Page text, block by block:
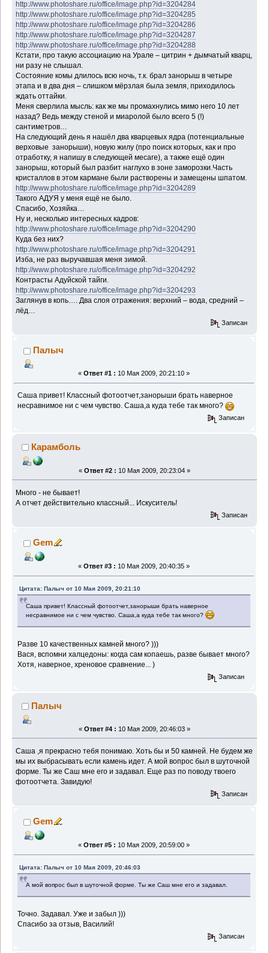
http://www.photoshare.ru/office/image.php?id=3204284
http://www.photoshare.ru/office/image.php?id=3204285
http://www.photoshare.ru/office/image.php?id=3204286
http://www.photoshare.ru/office/image.php?id=3204287
http://www.photoshare.ru/office/image.php?id=3204288
Кстати, про такую ассоциацию на Урале – цитрин + дымчатый кварц,
ни разу не слышал.
Состояние комы длилось всю ночь, т.к. брал занорыш в четыре
этапа и в два дня – слишком мёрзлая была земля, приходилось
ждать оттайки.
Меня сверлила мысль: как же мы промахнулись мимо него 10 лет
назад? Ведь между стеной и миаролой было всего 5 (!)
сантиметров…
На следующий день я нашёл два кварцевых ядра (потенциальные
верховые занорыши), новую жилу (про поиск которых, как и про
отработку, я напишу в следующей месаге), а также ещё один
занорыш, который был разбит наглухо в зоне заморозки.Часть
кристаллов в этом кармане были растворены и замещены шпатом.
http://www.photoshare.ru/office/image.php?id=3204289
Такого АДУЯ у меня ещё не было.
Спасибо, Хозяйка…
Ну и, несколько интересных кадров:
http://www.photoshare.ru/office/image.php?id=3204290
Куда без них?
http://www.photoshare.ru/office/image.php?id=3204291
Изба, не раз выручавшая меня зимой.
http://www.photoshare.ru/office/image.php?id=3204292
Контрасты Адуйской тайги.
http://www.photoshare.ru/office/image.php?id=3204293
Заглянув в копь…. Два слоя отражения: верхний – вода, средний –
лёд…
Записан
Палыч
« Ответ #1 : 10 Мая 2009, 20:21:10 »
Саша привет! Классный фотоотчет,занорыши брать наверное
несравнимое ни с чем чувство. Саша,а куда тебе так много?
Записан
Карамболь
« Ответ #2 : 10 Мая 2009, 20:23:04 »
Много - не бывает!
А отчет действительно классный... Искуситель!
Записан
Gem
« Ответ #3 : 10 Мая 2009, 20:40:35 »
Цитата: Палыч от 10 Мая 2009, 20:21:10
Саша привет! Классный фотоотчет,занорыши брать наверное
несравнимое ни с чем чувство. Саша,а куда тебе так много?
Разве 10 качественных камней много? )))
Вася, вспомни халцедоны: когда сам копаешь, разве бывает много?
Хотя, наверное, хреновое сравнение... )
Записан
Палыч
« Ответ #4 : 10 Мая 2009, 20:46:03 »
Саша ,я прекрасно тебя понимаю. Хоть бы и 50 камней. Не будем же
мы их выбрасывать если камень идет. А мой вопрос был в шуточной
форме. Ты же Саш мне его и задавал. Еще раз по поводу твоего
фотоотчета. Завидую!
Записан
Gem
« Ответ #5 : 10 Мая 2009, 20:59:00 »
Цитата: Палыч от 10 Мая 2009, 20:46:03
А мой вопрос был в шуточной форме. Ты же Саш мне его и задавал.
Точно. Задавал. Уже и забыл )))
Спасибо за отзыв, Василий!
Записан